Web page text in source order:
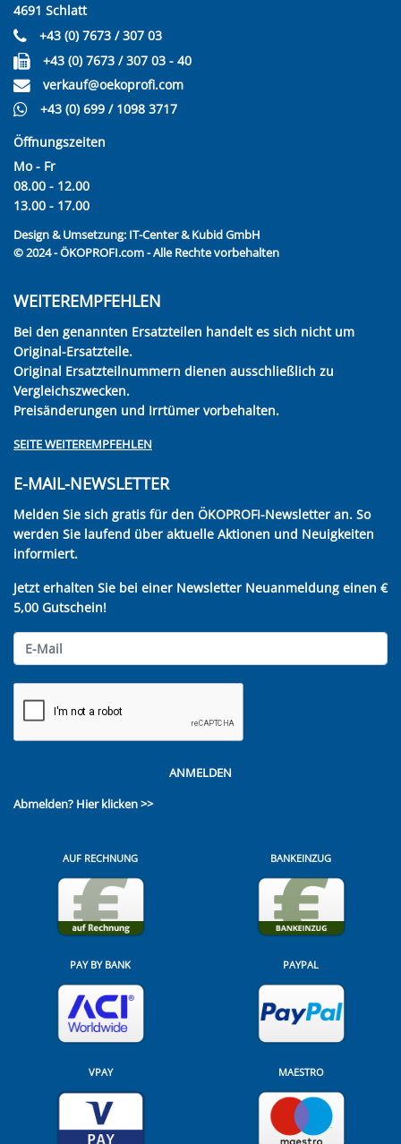
4691 Schlatt
+43 (0) 7673 / 307 03
+43 (0) 7673 / 307 03 - 40
verkauf@oekoprofi.com
+43 (0) 699 / 1098 3717
Öffnungszeiten
Mo - Fr
08.00 - 12.00
13.00 - 17.00
Design & Umsetzung: IT-Center & Kubid GmbH
© 2024 - ÖKOPROFI.com - Alle Rechte vorbehalten
WEITEREMPFEHLEN
Bei den genannten Ersatzteilen handelt es sich nicht um
Original-Ersatzteile.
Original Ersatzteilnummern dienen ausschließlich zu
Vergleichszwecken.
Preisänderungen und Irrtümer vorbehalten.
SEITE WEITEREMPFEHLEN
E-MAIL-NEWSLETTER
Melden Sie sich gratis für den ÖKOPROFI-Newsletter an. So
werden Sie laufend über aktuelle Aktionen und Neuigkeiten
informiert.
Jetzt erhalten Sie bei einer Newsletter Neuanmeldung einen €
5,00 Gutschein!
ANMELDEN
Abmelden? Hier klicken >>
AUF RECHNUNG BANKEINZUG
PAY BY BANK PAYPAL
VPAY MAESTRO